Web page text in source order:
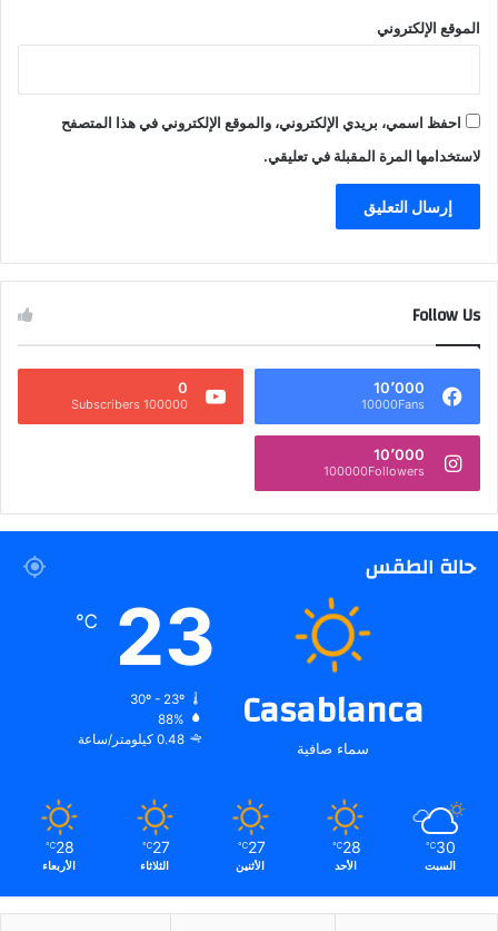
الموقع الإلكتروني
احفظ اسمي، بريدي الإلكتروني، والموقع الإلكتروني في هذا المتصفح
لاستخدامها المرة المقبلة في تعليقي.
Follow Us
10٬000
10000Fans
0
100000 Subscribers
10٬000
100000Followers
حالة الطقس
Casablanca
سماء صافية
23
℃
30º - 23º
88%
0.48 كيلومتر/ساعة
30
℃
السبت
28
℃
الأحد
27
℃
الأثنين
27
℃
الثلاثاء
28
℃
الأربعاء